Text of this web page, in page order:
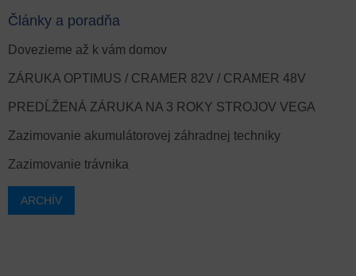
Články a poradňa
Dovezieme až k vám domov
ZÁRUKA OPTIMUS / CRAMER 82V / CRAMER 48V
PREDĹŽENÁ ZÁRUKA NA 3 ROKY STROJOV VEGA
Zazimovanie akumulátorovej záhradnej techniky
Zazimovanie trávnika
ARCHÍV